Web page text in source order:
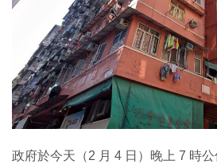
政府於今天（2 月 4 日）晚上 7 時